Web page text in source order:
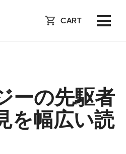
CART
ーの先駆者
を幅広い読